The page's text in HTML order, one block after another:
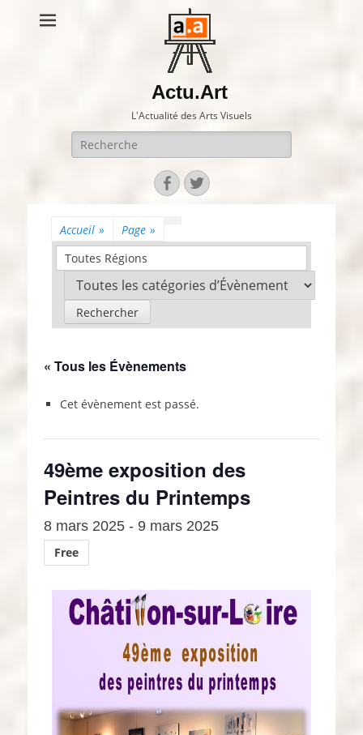
Actu.Art
L'Actualité des Arts Visuels
Recherche
pour:
Facebook
Twitter
Accueil » Page »
Toutes Régions
« Tous les Évènements
Cet évènement est passé.
49ème exposition des
Peintres du Printemps
8 mars 2025 - 9 mars 2025
Free